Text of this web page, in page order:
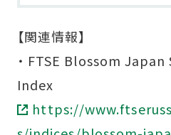
【関連情報】
・ FTSE Blossom
Index
https://